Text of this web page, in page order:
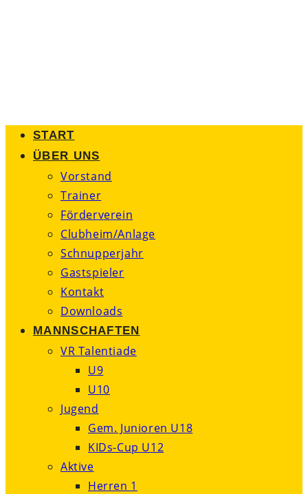
START
ÜBER UNS
Vorstand
Trainer
Förderverein
Clubheim/Anlage
Schnupperjahr
Gastspieler
Kontakt
Downloads
MANNSCHAFTEN
VR Talentiade
U9
U10
Jugend
Gem. Junioren U18
KIDs-Cup U12
Aktive
Herren 1